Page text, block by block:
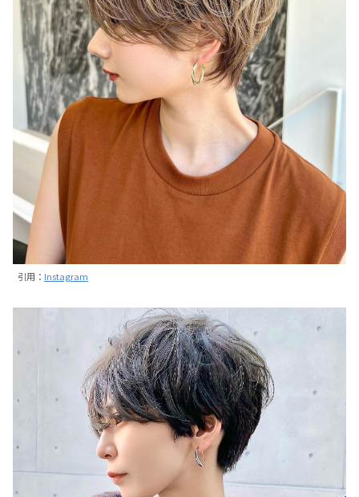
引用： Instagram